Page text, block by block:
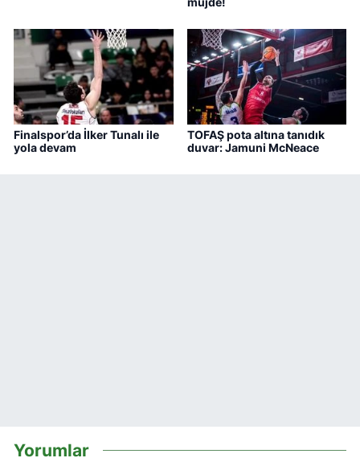
Finalspor’da İlker Tunalı ile
yola devam
TOFAŞ pota altına tanıdık
duvar: Jamuni McNeace
Yorumlar